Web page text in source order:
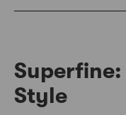
Style